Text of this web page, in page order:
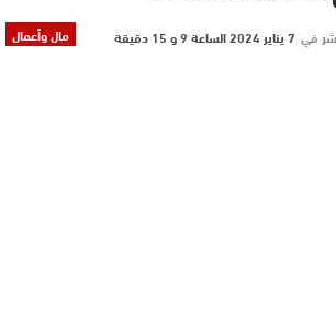
مال وأعمال في 7 يناير 2024 الساعة 9 و 15 دقيقة